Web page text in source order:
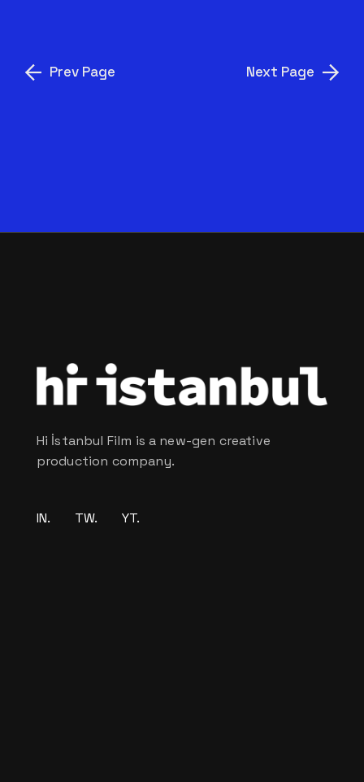
Prev Page Next Page
Hi İstanbul Film is a new-gen creative
production company.
IN. TW. YT.